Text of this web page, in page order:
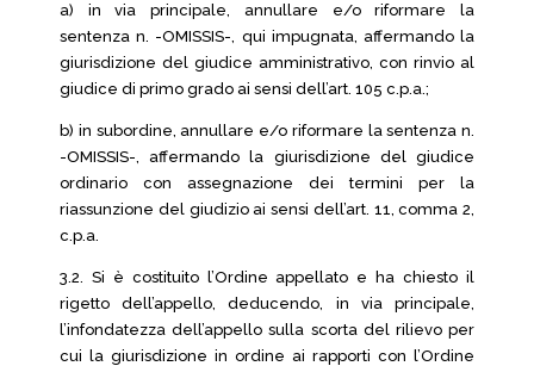
a) in via principale, annullare e/o riformare la
sentenza n. -OMISSIS-, qui impugnata, affermando la
giurisdizione del giudice amministrativo, con rinvio al
giudice di primo grado ai sensi dell’art. 105 c.p.a.;
b) in subordine, annullare e/o riformare la sentenza n.
-OMISSIS-, affermando la giurisdizione del giudice
ordinario con assegnazione dei termini per la
riassunzione del giudizio ai sensi dell’art. 11, comma 2,
c.p.a.
3.2. Si è costituito l’Ordine appellato e ha chiesto il
rigetto dell’appello, deducendo, in via principale,
l’infondatezza dell’appello sulla scorta del rilievo per
cui la giurisdizione in ordine ai rapporti con l’Ordine